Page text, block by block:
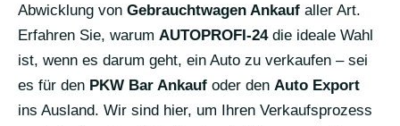
Abwicklung von Gebrauchtwagen Ankauf aller Art.
Erfahren Sie, warum AUTOPROFI-24die ideale Wahl
ist, wenn es darum geht, ein Auto zu verkaufen – sei
es für den PKW Bar Ankauf oder den Auto Export
ins Ausland. Wir sind hier, um Ihren Verkaufsprozess